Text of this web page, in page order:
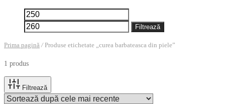
Preț
minim
maxim
Filtrează
Prima pagină /Produse etichetate „curea barbateasca din piele”
1 produs
Filtrează